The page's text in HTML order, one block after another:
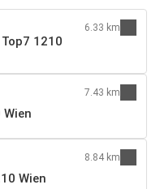
1210
6.33 km
7.43 km
Wien
8.84 km